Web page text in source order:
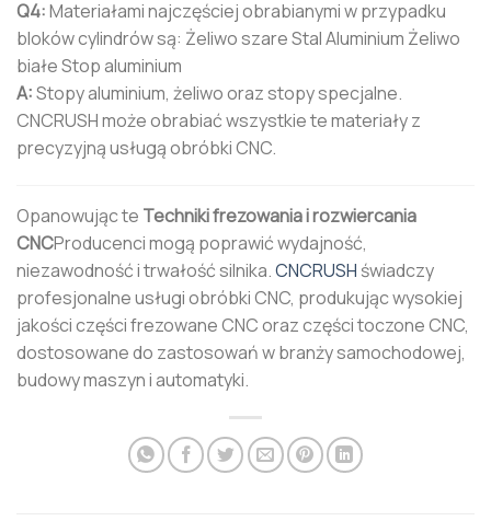
Q4:Materiałami najczęściej obrabianymi w przypadku
bloków cylindrów są: Żeliwo szare Stal Aluminium Żeliwo
białe Stop aluminium
A:Stopy aluminium, żeliwo oraz stopy specjalne.
CNCRUSH może obrabiać wszystkie te materiały z
precyzyjną usługą obróbki CNC.
Opanowując te Techniki frezowania i rozwiercania
CNCProducenci mogą poprawić wydajność,
niezawodność i trwałość silnika.CNCRUSH świadczy
profesjonalne usługi obróbki CNC, produkując wysokiej
jakości części frezowane CNC oraz części toczone CNC,
dostosowane do zastosowań w branży samochodowej,
budowy maszyn i automatyki.